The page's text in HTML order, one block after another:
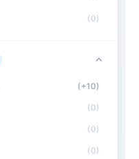
(0)
(+10)
(0)
(0)
(0)